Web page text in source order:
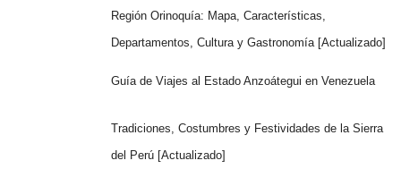
Región Orinoquía: Mapa, Características,
Departamentos, Cultura y Gastronomía [Actualizado]
Guía de Viajes al Estado Anzoátegui en Venezuela
Tradiciones, Costumbres y Festividades de la Sierra
del Perú [Actualizado]